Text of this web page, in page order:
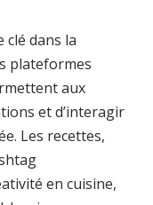
clé dans la
plateformes
aux
et d’interagir
Les recettes,
en cuisine,